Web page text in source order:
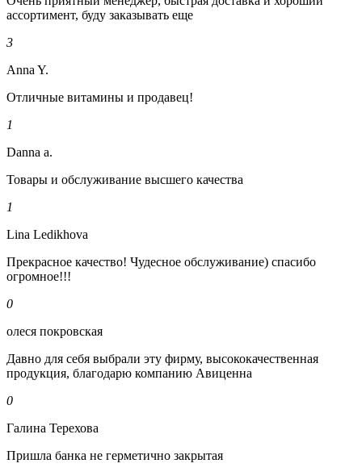
ассортимент, буду заказывать еще
3
Anna Y.
Отличные витамины и продавец!
1
Danna a.
Товары и обслуживание высшего качества
1
Lina Ledikhova
Прекрасное качество! Чудесное обслуживание) спасибо
огромное!!!
0
олеся покровская
Давно для себя выбрали эту фирму, высококачественная
продукция, благодарю компанию Авиценна
0
Галина Терехова
Пришла банка не герметично закрытая